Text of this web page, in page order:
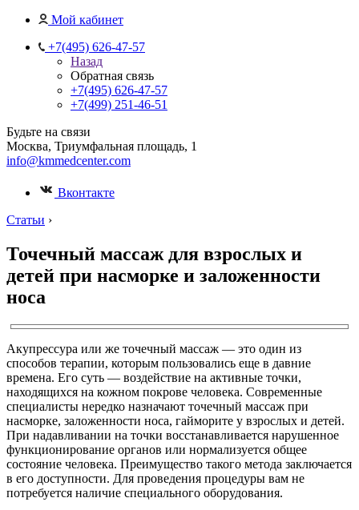
Мой кабинет
+7(495) 626-47-57
Назад
Обратная связь
+7(495) 626-47-57
+7(499) 251-46-51
Будьте на связи
Москва, Триумфальная площадь, 1
info@kmmedcenter.com
Вконтакте
Статьи ›
Точечный массаж для взрослых и
детей при насморке и заложенности
носа
Акупрессура или же точечный массаж — это один из
способов терапии, которым пользовались еще в давние
времена. Его суть — воздействие на активные точки,
находящихся на кожном покрове человека. Современные
специалисты нередко назначают точечный массаж при
насморке, заложенности носа, гайморите у взрослых и детей.
При надавливании на точки восстанавливается нарушенное
функционирование органов или нормализуется общее
состояние человека. Преимущество такого метода заключается
в его доступности. Для проведения процедуры вам не
потребуется наличие специального оборудования.